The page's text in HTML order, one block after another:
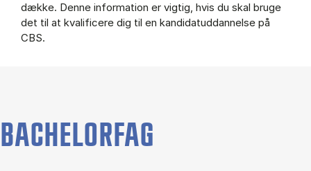
dække. Denne information er vigtig, hvis du skal bruge
det til at kvalificere dig til en kandidatuddannelse på
CBS.
BACHELORFAG